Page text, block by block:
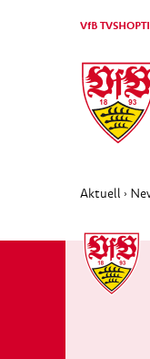
VfB TVSHOP
Aktuell ›